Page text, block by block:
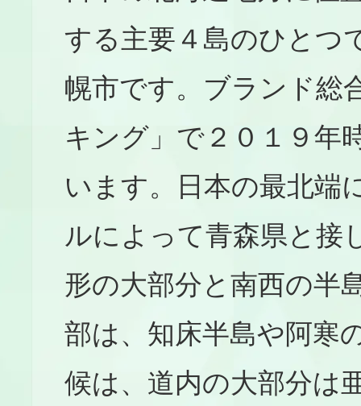
する主要４島のひとつ
幌市です。ブランド総
キング」で２０１９年
います。日本の最北端
ルによって青森県と接
形の大部分と南西の半
部は、知床半島や阿寒
候は、道内の大部分は